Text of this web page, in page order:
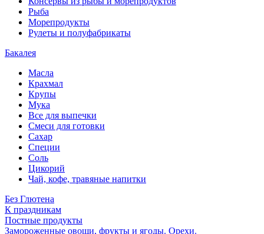
Рыба
Морепродукты
Рулеты и полуфабрикаты
Бакалея
Масла
Крахмал
Крупы
Мука
Все для выпечки
Смеси для готовки
Сахар
Специи
Соль
Цикорий
Чай, кофе, травяные напитки
Без Глютена
К праздникам
Постные продукты
Замороженные овощи, фрукты и ягоды. Орехи.